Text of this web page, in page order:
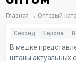
Главная → Оптовый
Секонд Европа
В мешке
штаны актуальных